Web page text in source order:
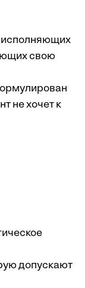
исполняющих
свою
не хочет к
допускают